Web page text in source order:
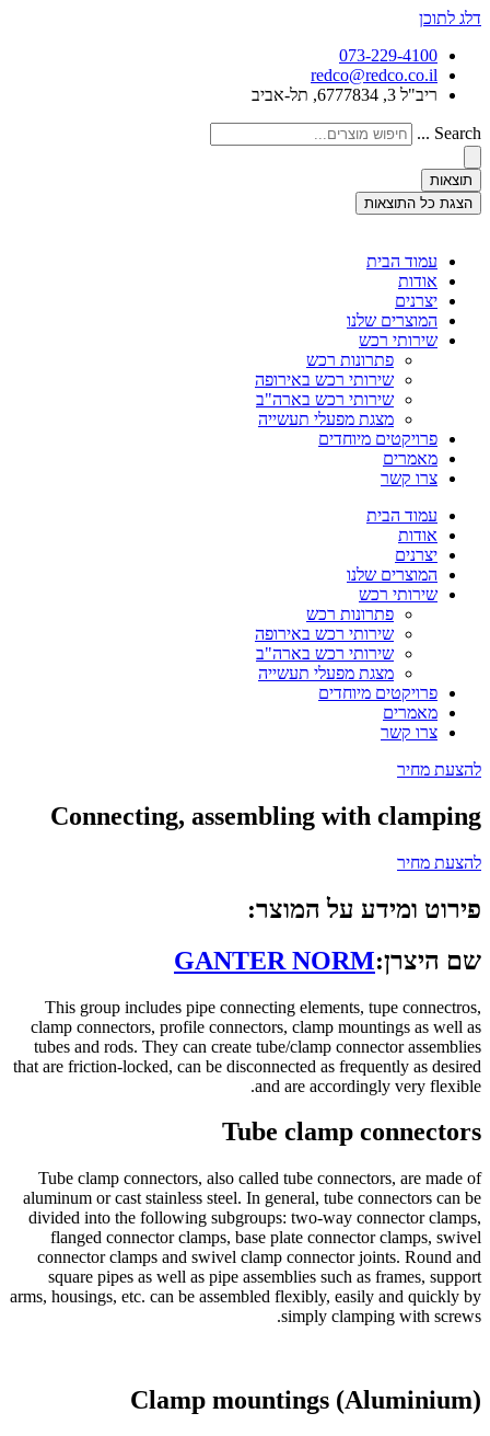
דלג לתוכן
073-229-4100
redco@redco.co.il
ריב"ל 3, 6777834, תל-אביב
Search ...
תוצאות
הצגת כל התוצאות
עמוד הבית
אודות
יצרנים
המוצרים שלנו
שירותי רכש
פתרונות רכש
שירותי רכש באירופה
שירותי רכש בארה"ב
מצגת מפעלי תעשייה
פרויקטים מיוחדים
מאמרים
צרו קשר
עמוד הבית
אודות
יצרנים
המוצרים שלנו
שירותי רכש
פתרונות רכש
שירותי רכש באירופה
שירותי רכש בארה"ב
מצגת מפעלי תעשייה
פרויקטים מיוחדים
מאמרים
צרו קשר
להצעת מחיר
Connecting, assembling with clamping
להצעת מחיר
פירוט ומידע על המוצר:
שם היצרן:GANTER NORM
This group includes pipe connecting elements, tupe connectros,
clamp connectors, profile connectors, clamp mountings as well as
tubes and rods. They can create tube/clamp connector assemblies
that are friction-locked, can be disconnected as frequently as desired
and are accordingly very flexible.
Tube clamp connectors
Tube clamp connectors, also called tube connectors, are made of
aluminum or cast stainless steel. In general, tube connectors can be
divided into the following subgroups: two-way connector clamps,
flanged connector clamps, base plate connector clamps, swivel
connector clamps and swivel clamp connector joints. Round and
square pipes as well as pipe assemblies such as frames, support
arms, housings, etc. can be assembled flexibly, easily and quickly by
simply clamping with screws.
Clamp mountings (Aluminium)